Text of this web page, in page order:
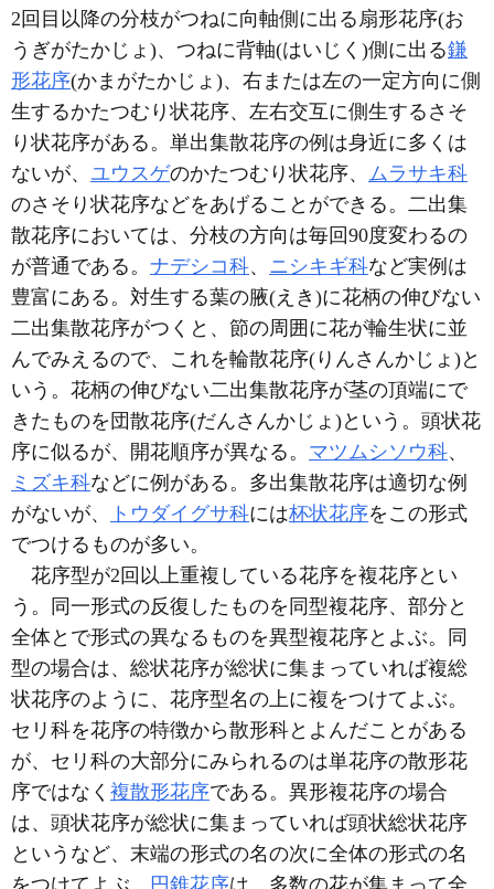
2回目以降の分枝がつねに向軸側に出る扇形花序(お
うぎがたかじょ)、つねに背軸(はいじく)側に出る鎌
形花序(かまがたかじょ)、右または左の一定方向に側
生するかたつむり状花序、左右交互に側生するさそ
り状花序がある。単出集散花序の例は身近に多くは
ないが、 ユウスゲのかたつむり状花序、 ムラサキ科
のさそり状花序などをあげることができる。二出集
散花序においては、分枝の方向は毎回90度変わるの
が普通である。 ナデシコ科、 ニシキギ科など実例は
豊富にある。対生する葉の腋(えき)に花柄の伸びない
二出集散花序がつくと、節の周囲に花が輪生状に並
んでみえるので、これを輪散花序(りんさんかじょ)と
いう。花柄の伸びない二出集散花序が茎の頂端にで
きたものを団散花序(だんさんかじょ)という。頭状花
序に似るが、開花順序が異なる。 マツムシソウ科、
ミズキ科などに例がある。多出集散花序は適切な例
がないが、
トウダイグサ科には杯状花序をこの形式
でつけるものが多い。
花序型が2回以上重複している花序を複花序とい
う。同一形式の反復したものを同型複花序、部分と
全体とで形式の異なるものを異型複花序とよぶ。同
型の場合は、総状花序が総状に集まっていれば複総
状花序のように、花序型名の上に複をつけてよぶ。
セリ科を花序の特徴から散形科とよんだことがある
が、セリ科の大部分にみられるのは単花序の散形花
序ではなく 複散形花序である。異形複花序の場合
は、頭状花序が総状に集まっていれば頭状総状花序
というなど、末端の形式の名の次に全体の形式の名
をつけてよぶ。
円錐花序は、多数の花が集まって全